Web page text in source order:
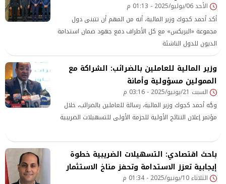
الأحد 06/يوليو/2025 - 01:13 م
أكد أحمد كجوك وزير المالية، أنه من المهم أن تتبنى دول
مجموعة «البريكس» مع كل الأطراف دفع جهود ضمان استدامة
الديون للدول الناشئة
وزير المالية للعاملين بالضرائب: الشراكة مع
الممولين مسؤولية وأمانة
السبت 21/يونيو/2025 - 03:16 م
وجَّه أحمد كجوك وزير المالية، رسالة للعاملين بالضرائب، خلال
مؤتمر إعلان النتائج الأولية للحزمة الأولى للتسهيلات الضريبية
باحث اقتصادي: التسهيلات الضريبية خطوة
إيجابية تعزز الاستدامة وتحفز مناخ الاستثمار
الثلاثاء 10/يونيو/2025 - 01:34 م